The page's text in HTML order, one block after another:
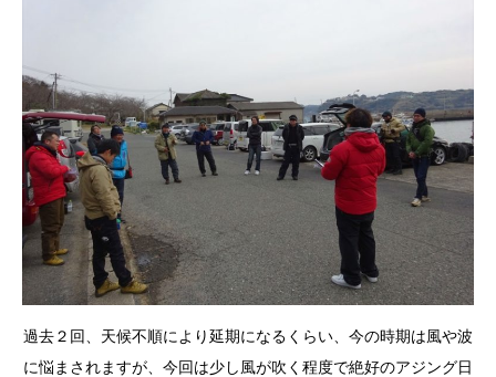
過去２回、天候不順により延期になるくらい、今の時期は風や波
に悩まされますが、今回は少し風が吹く程度で絶好のアジング日